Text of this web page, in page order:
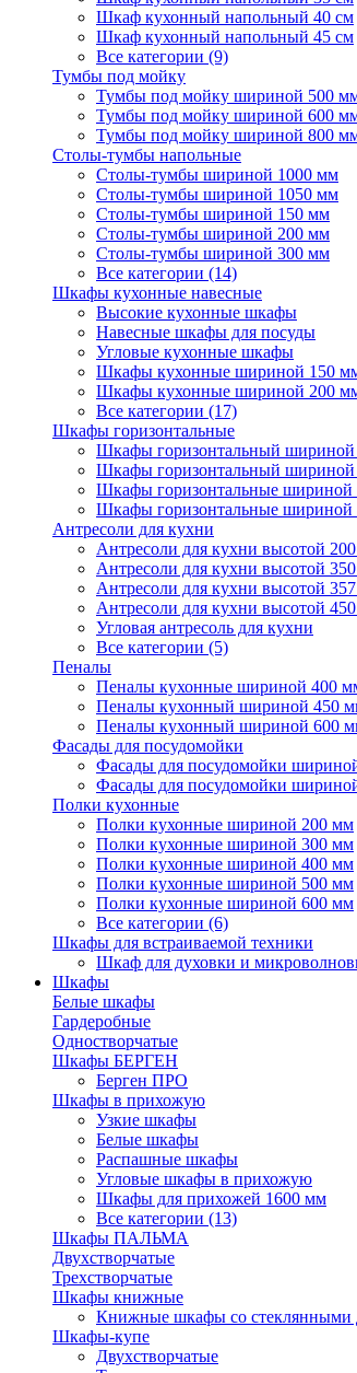
Шкаф кухонный напольный 40 см
Шкаф кухонный напольный 45 см
Все категории (9)
Тумбы под мойку
Тумбы под мойку шириной 500
Тумбы под мойку шириной 600
Тумбы под мойку шириной 800
Столы-тумбы напольные
Столы-тумбы шириной 1000 мм
Столы-тумбы шириной 1050 мм
Столы-тумбы шириной 150 мм
Столы-тумбы шириной 200 мм
Столы-тумбы шириной 300 мм
Все категории (14)
Шкафы кухонные навесные
Высокие кухонные шкафы
Навесные шкафы для посуды
Угловые кухонные шкафы
Шкафы кухонные шириной 150
Шкафы кухонные шириной 200
Все категории (17)
Шкафы горизонтальные
Шкафы горизонтальный
Шкафы горизонтальный
Шкафы горизонтальные шириной
Шкафы горизонтальные шириной
Антресоли для кухни
Антресоли для кухни высотой
Антресоли для кухни высотой
Антресоли для кухни высотой
Антресоли для кухни высотой
Угловая антресоль для кухни
Все категории (5)
Пеналы
Пеналы кухонные шириной 400
Пеналы кухонный шириной 450
Пеналы кухонный шириной 600
Фасады для посудомойки
Фасады для посудомойки
Фасады для посудомойки
Полки кухонные
Полки кухонные шириной 200 мм
Полки кухонные шириной 300 мм
Полки кухонные шириной 400 мм
Полки кухонные шириной 500 мм
Полки кухонные шириной 600 мм
Все категории (6)
Шкафы для встраиваемой техники
Шкаф для духовки и
Шкафы
Белые шкафы
Гардеробные
Одностворчатые
Шкафы БЕРГЕН
Берген ПРО
Шкафы в прихожую
Узкие шкафы
Белые шкафы
Распашные шкафы
Угловые шкафы в прихожую
Шкафы для прихожей 1600 мм
Все категории (13)
Шкафы ПАЛЬМА
Двухстворчатые
Трехстворчатые
Шкафы книжные
Книжные шкафы со стеклянными
Шкафы-купе
Двухстворчатые